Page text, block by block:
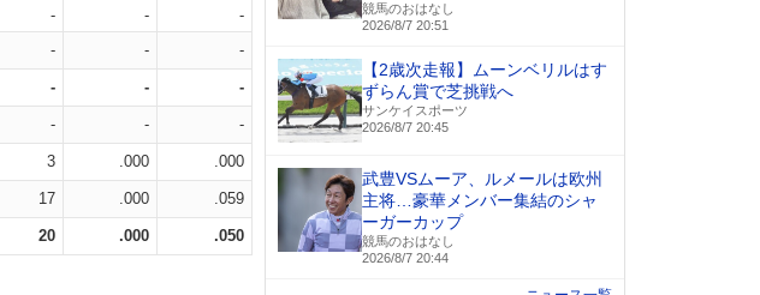
- -
-
- - -
- - -
- - -
3 .000 .000
17 .000 .059
20 .000 .050
競馬のおはなし
2026/8/7 20:51
【2歳次走報】ムーンベリルはす
ずらん賞で芝挑戦へ
サンケイスポーツ
2026/8/7 20:45
武豊VSムーア、ルメールは欧州
主将…豪華メンバー集結のシャ
ーガーカップ
競馬のおはなし
2026/8/7 20:44